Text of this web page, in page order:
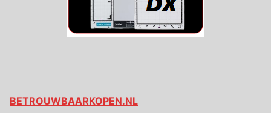
BETROUWBAARKOPEN.NL